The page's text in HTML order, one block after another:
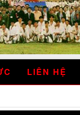
LIÊN HỆ